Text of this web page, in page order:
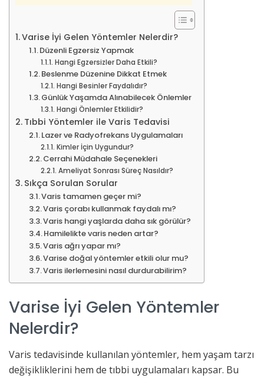
Varise İyi Gelen Yöntemler Nelerdir?
Düzenli Egzersiz Yapmak
Hangi Egzersizler Daha Etkili?
Beslenme Düzenine Dikkat Etmek
Hangi Besinler Faydalıdır?
Günlük Yaşamda Alınabilecek Önlemler
Hangi Önlemler Etkilidir?
Tıbbi Yöntemler ile Varis Tedavisi
Lazer ve Radyofrekans Uygulamaları
Kimler İçin Uygundur?
Cerrahi Müdahale Seçenekleri
Ameliyat Sonrası Süreç Nasıldır?
Sıkça Sorulan Sorular
Varis tamamen geçer mi?
Varis çorabı kullanmak faydalı mı?
Varis hangi yaşlarda daha sık görülür?
Hamilelikte varis neden artar?
Varis ağrı yapar mı?
Varise doğal yöntemler etkili olur mu?
Varis ilerlemesini nasıl durdurabilirim?
Varise İyi Gelen Yöntemler
Nelerdir?
Varis tedavisinde kullanılan yöntemler, hem yaşam tarzı
değişikliklerini hem de tıbbi uygulamaları kapsar. Bu